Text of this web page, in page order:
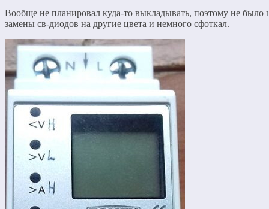
Вообще не планировал куда-то выкладывать, поэтому не было
замены св-диодов на другие цвета и немного сфоткал.